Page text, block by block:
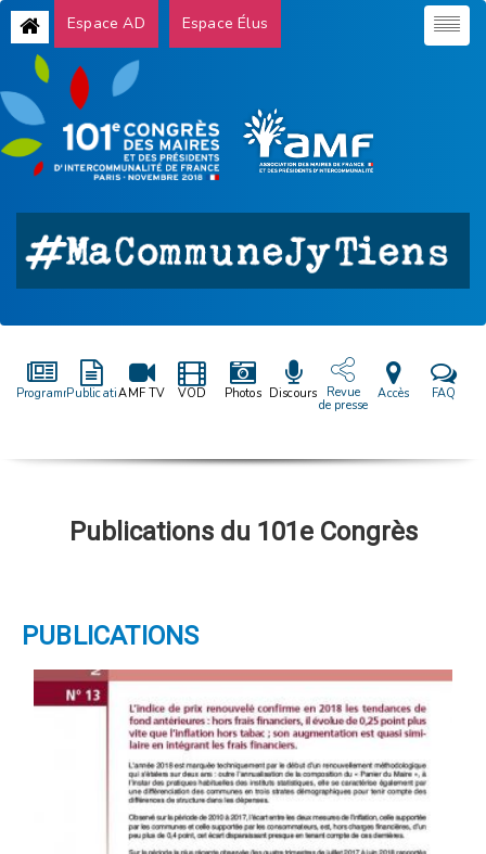
Espace Élus
Espace AD
ProgrammePublicationsAMF TV VOD Photos Discours
Revue
de presse
Accès FAQ
Publications du 101e Congrès
PUBLICATIONS